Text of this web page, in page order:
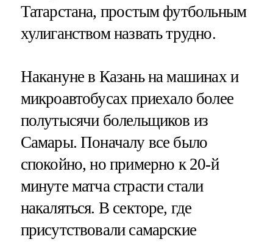
Татарстана, простым футбольным
хулиганством назвать трудно.
Накануне в Казань на машинах и
микроавтобусах приехало более
полутысячи болельщиков из
Самары. Поначалу все было
спокойно, но примерно к 20-й
минуте матча страсти стали
накаляться. В секторе, где
присутствовали самарские